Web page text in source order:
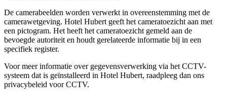
De camerabeelden worden verwerkt in overeenstemming met de
camerawetgeving. Hotel Hubert geeft het cameratoezicht aan met
een pictogram. Het heeft het cameratoezicht gemeld aan de
bevoegde autoriteit en houdt gerelateerde informatie bij in een
specifiek register.
Voor meer informatie over gegevensverwerking via het CCTV-
systeem dat is geïnstalleerd in Hotel Hubert, raadpleeg dan ons
privacybeleid voor CCTV.